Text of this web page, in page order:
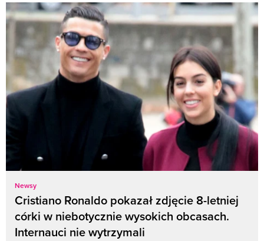
Newsy
Cristiano Ronaldo pokazał zdjęcie 8-letniej
córki w niebotycznie wysokich obcasach.
Internauci nie wytrzymali